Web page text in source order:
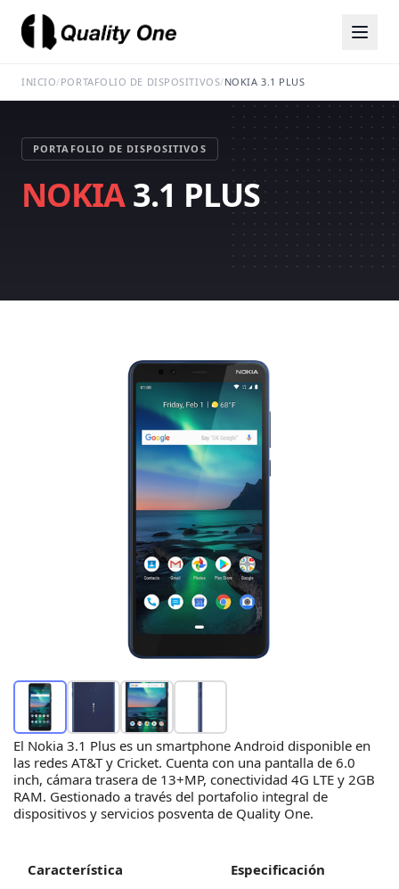
INICIO/PORTAFOLIO DE DISPOSITIVOS/NOKIA 3.1 PLUS
PORTAFOLIO DE DISPOSITIVOS
NOKIA3.1 PLUS
El Nokia 3.1 Plus es un smartphone Android disponible en
las redes AT&T y Cricket. Cuenta con una pantalla de 6.0
inch, cámara trasera de 13+MP, conectividad 4G LTE y 2GB
RAM. Gestionado a través del portafolio integral de
dispositivos y servicios posventa de Quality One.
Característica Especificación